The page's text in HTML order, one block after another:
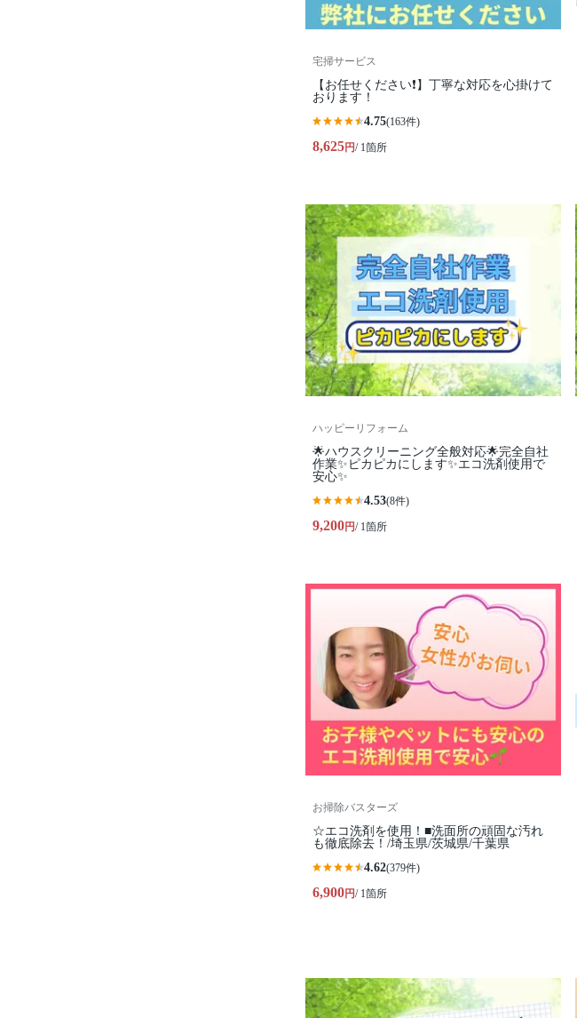
宅掃サービス
【お任せください❗️】丁寧な対応を心掛けて
おります！
4.75(163件)
8,625円/ 1箇所
ハッピーリフォーム
🌟ハウスクリーニング全般対応🌟完全自社
作業✨️ピカピカにします✨️エコ洗剤使用で
安心✨
4.53(8件)
9,200円/ 1箇所
お掃除バスターズ
☆エコ洗剤を使用！■洗面所の頑固な汚れ
も徹底除去！/埼玉県/茨城県/千葉県
4.62(379件)
6,900円/ 1箇所